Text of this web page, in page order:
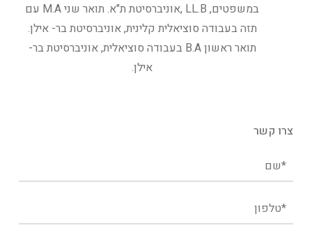
במשפטים, LL.B ,אוניברסיטת ת"א. תואר שני M.A עם
תזה בעבודה סוציאלית קלינית, אוניברסיטת בר- אילן.
תואר ראשון B.A בעבודה סוציאלית, אוניברסיטת בר-
אילן.
צרו קשר